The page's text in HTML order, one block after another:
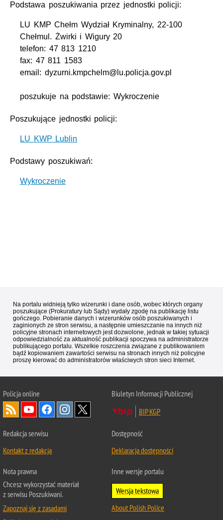
Podstawa poszukiwania przez jednostki policji:
LU KMP Chełm Wydział Kryminalny, 22-100
Chełmul. Żwirki i Wigury 20
telefon: 47 813 1210
fax: 47 811 1583
email: dyzurni.kmpchelm@lu.policja.gov.pl
poszukuje na podstawie: Wykroczenie
Poszukujące jednostki policji:
LU KWP Lublin
Podstawy poszukiwań:
Wykroczenie
Na portalu widnieją tylko wizerunki i dane osób, wobec których organy
poszukujące (Prokuratury lub Sądy) wydały zgodę na publikację listu
gończego. Pobieranie danych i wizerunków osób poszukiwanych i
zaginionych ze stron serwisu, a następnie umieszczanie na innych niż
policyjne stronach internetowych jest dozwolone, jednak w takiej sytuacji
odpowiedzialność za aktualność publikacji spoczywa na administratorze
publikującego portalu. Wszelkie roszczenia związane z publikowaniem
bądź kopiowaniem zawartości serwisu na stronach innych niż policyjne
proszę kierować do administratorów właściwych stron sieci Internet.
Policjaonline
Biuletyn Informacji Publicznej
BIP KGP
Redakcja serwisu
Kontakt z redakcją
Dostępność
Deklaracja dostępności
Nota prawna
Chcesz wykorzystać materiał
z serwisu Poszukiwani.
Zapoznaj się z zasadami
Inne wersje portalu
Wersja tekstowa
About Polish Police